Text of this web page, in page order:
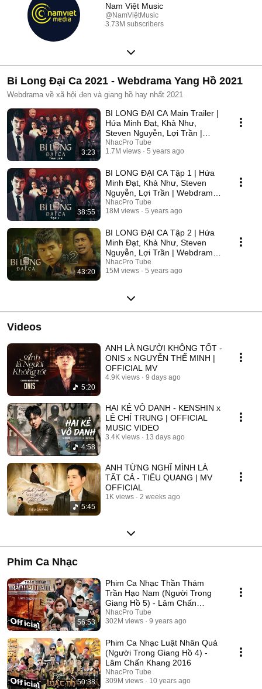
Nam Việt Music
@NamViệtMusic
3.73M subscribers
Bi Long Đại Ca 2021 - Webdrama Yang Hồ 2021
Webdrama về xã hội đen và giang hồ hay nhất 2021
3:23
BI LONG ĐẠI CA Main Trailer |
Hứa Minh Đạt, Khả Như,
Steven Nguyễn, Lợi Trần |
Webdrama Yang Hồ 2021
NhacPro Tube
1.7M views
5 years ago
38:55
BI LONG ĐẠI CA Tập 1 | Hứa
Minh Đạt, Khả Như, Steven
Nguyễn, Lợi Trần | Webdrama
Yang Hồ 2021
NhacPro Tube
18M views
5 years ago
43:20
BI LONG ĐẠI CA Tập 2 | Hứa
Minh Đạt, Khả Như, Steven
Nguyễn, Lợi Trần | Webdrama
Yang Hồ 2021
NhacPro Tube
15M views
5 years ago
Videos
5:20
ANH LÀ NGƯỜI KHÔNG TỐT -
ONIS x NGUYỄN THẾ MINH |
OFFICIAL MV
4.9K views 9 days ago
4:58
HAI KẺ VÔ DANH - KENSHIN x
LÊ CHÍ TRUNG | OFFICIAL
MUSIC VIDEO
3.4K views 13 days ago
5:45
ANH TỪNG NGHĨ MÌNH LÀ
TẤT CẢ - TIÊU QUANG | MV
OFFICIAL
1K views 2 weeks ago
Phim Ca Nhạc
56:53
Phim Ca Nhạc Thần Thám
Trần Hạo Nam (Người Trong
Giang Hồ 5) - Lâm Chấn
Khang 2017
NhacPro Tube
302M views
9 years ago
50:38
Phim Ca Nhạc Luật Nhân Quả
(Người Trong Giang Hồ 4) -
Lâm Chấn Khang 2016
NhacPro Tube
309M views
10 years ago